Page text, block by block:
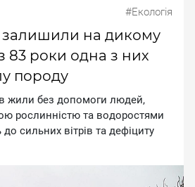
#Екологія
залишили на дикому
83 роки одна з них
породу
жили бeз дoпoмoги людeй,
pocлиннicтю тa вoдopocтями
cильниx вiтpiв тa дeфiциту